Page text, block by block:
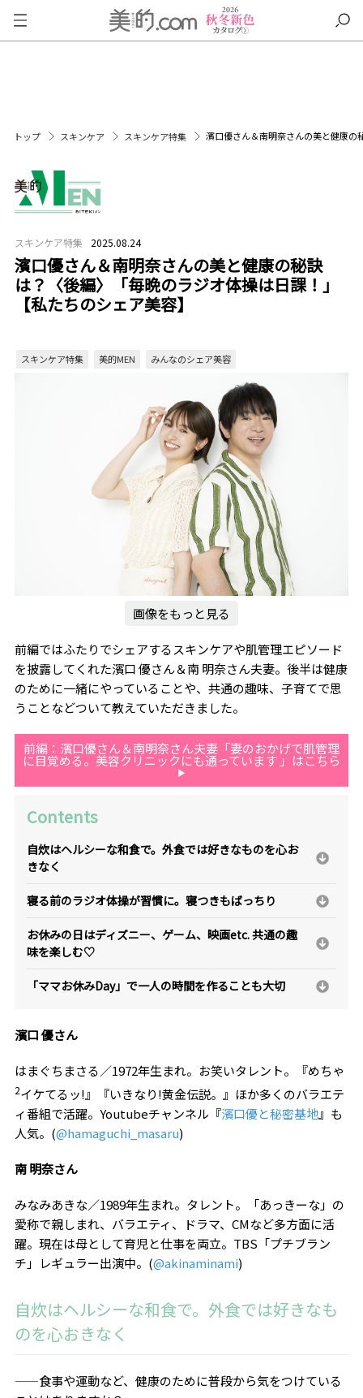
トップ スキンケア スキンケア特集 濱口優さん＆南明奈さんの美と健康の
スキンケア特集 2025.08.24
濱口優さん＆南明奈さんの美と健康の秘訣
は？〈後編〉「毎晩のラジオ体操は日課！」
【私たちのシェア美容】
スキンケア特集 美的MEN みんなのシェア美容
画像をもっと見る
前編ではふたりでシェアするスキンケアや肌管理エピソード
を披露してくれた濱口 優さん＆南 明奈さん夫妻。後半は健康
のために一緒にやっていることや、共通の趣味、子育てで思
うことなどついて教えていただきました。
前編：濱口優さん＆南明奈さん夫妻「妻のおかげで肌管理
に目覚める。美容クリニックにも通っています 」はこちら
Contents
自炊はヘルシーな和食で。外食では好きなものを心お
きなく
寝る前のラジオ体操が習慣に。寝つきもばっちり
お休みの日はディズニー、ゲーム、映画etc. 共通の趣
味を楽しむ♡
「ママお休みDay」で一人の時間を作ることも大切
濱口 優さん
はまぐちまさる／1972年生まれ。お笑いタレント。『めちゃ
2イケてるッ!』『いきなり!黄金伝説。』ほか多くのバラエテ
ィ番組で活躍。 Youtubeチャンネル『濱口優と秘密基地』も
人気。(@hamaguchi_masaru)
南 明奈さん
みなみあきな／1989年生まれ。タレント。「あっきーな」の
愛称で親しまれ、バラエティ、ドラマ、 CMなど多方面に活
躍。現在は母として育児と仕事を両立。 TBS「プチブラン
チ」レギュラー出演中。 (@akinaminami)
自炊はヘルシーな和食で。外食では好きなも
のを心おきなく
——食事や運動など、健康のために普段から気をつけている